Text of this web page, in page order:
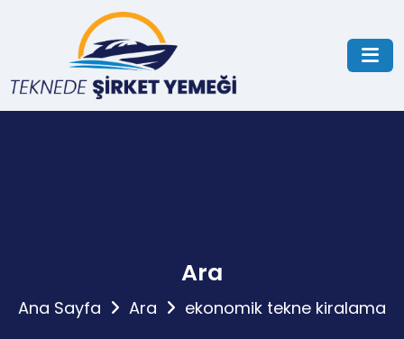
Ara
Ana Sayfa Ara ekonomik tekne kiralama